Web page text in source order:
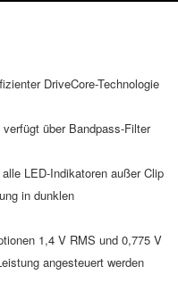
DriveCore-Technologie
verfügt über Bandpass-Filter
LED-Indikatoren außer Clip
in dunklen
1,4 V RMS und 0,775 V
angesteuert werden